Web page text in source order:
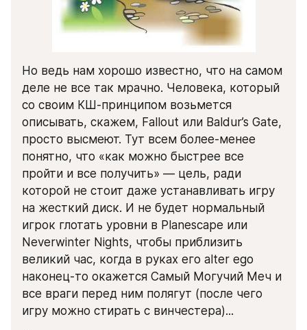
Но ведь нам хорошо известно, что на самом
деле не все так мрачно. Человека, который
со своим КШ-принципом возьмется
описывать, скажем, Fallout или Baldur’s Gate,
просто высмеют. Тут всем более-менее
понятно, что «как можно быстрее все
пройти и все получить» — цель, ради
которой не стоит даже устанавливать игру
на жесткий диск. И не будет нормальный
игрок глотать уровни в Planescape или
Neverwinter Nights, чтобы приблизить
великий час, когда в руках его alter ego
наконец-то окажется Самый Могучий Меч и
все враги перед ним полягут (после чего
игру можно стирать с винчестера)...